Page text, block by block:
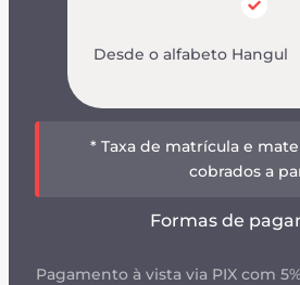
Desde o alfabeto Hangul
* Taxa de matrícula e
cobrados a
Formas de
Pagamento à vista via PIX com